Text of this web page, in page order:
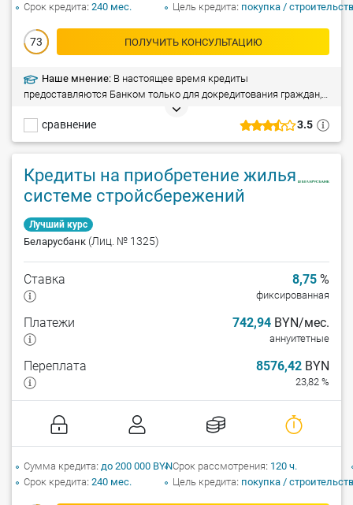
3.5
сравнение
73 ПОЛУЧИТЬ КОНСУЛЬТАЦИЮ
Срок кредита 240 мес.
Цель кредита покупка /
Наше мнение: В настоящее время кредиты
предоставляются Банком только для докредитования граждан,
заключивших кредитные договоры на строительство
(реконструкцию) и приобретение жилых помещений с
господдержкой в ОАО «АСБ Беларусбанк».
Кредиты на приобретение жилья по
системе стройсбережений
Лучший курс
Беларусбанк (Лиц. № 1325)
Ставка 8,75 %
фиксированная
Платежи 742,94 BYN/мес.
аннуитетные
Переплата 8576,42 BYN
23,82 %
Сумма кредита до 200 000 BYN
Срок кредита 240 мес.
Срок рассмотрения 120 ч.
Цель кредита покупка /